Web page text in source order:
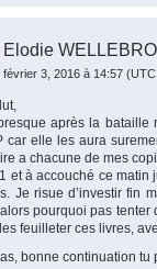
Elodie
février 3, 2016 à 14:57 (UTC
après la
car elle les aura
a chacune de mes
1 et à accouché ce
Je risue d’investir fin
pourquoi pas tenter
feuilleter ces livres,
bonne continuation tu